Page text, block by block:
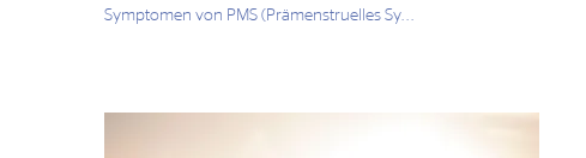
Symptomen von PMS (Prämenstruelles Sy...